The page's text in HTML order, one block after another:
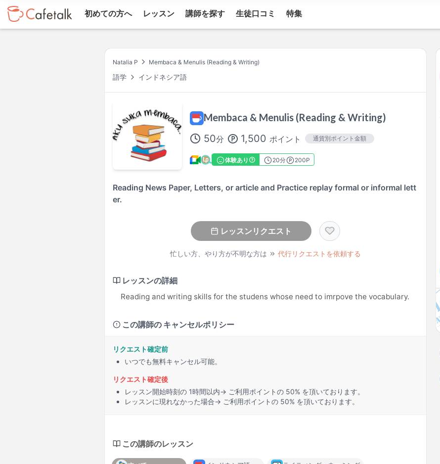
初めての方へ レッスン 講師を探す 生徒口コミ 特集
Natalia P Membaca & Menulis (Reading & Writing)
語学 インドネシア語
Membaca & Menulis (Reading & Writing)
50分 1,500 ポイント 通貨別ポイント金額
体験あり 20分 200P
Reading News Paper, Letters, or article and Practice replay formal or informal lett
er.
レッスンリクエスト
忙しい方、やり方が不明な方は 代行リクエストを依頼する
レッスンの詳細
Reading and writing skills for the studens whose need to imrpove the vocabulary.
この講師の キャンセルポリシー
リクエスト確定前
いつでも無料キャンセル可能。
リクエスト確定後
レッスン開始時刻の 1時間以内→ ご利用ポイントの 50% を頂いております。
レッスンに現れなかった場合→ ご利用ポイントの 50% を頂いております。
この講師のレッスン